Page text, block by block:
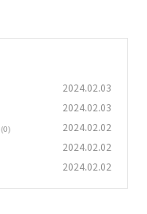
2024.02.03
2024.02.03
(0) 2024.02.02
2024.02.02
2024.02.02